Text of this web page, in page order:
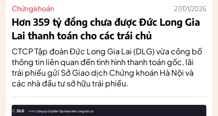
Chứng khoán 27/01/2026
Hơn 359 tỷ đồng chưa được Đức Long Gia
Lai thanh toán cho các trái chủ
CTCP Tập đoàn Đức Long Gia Lai (DLG) vừa công bố
thông tin liên quan đến tình hình thanh toán gốc, lãi
trái phiếu gửi Sở Giao dịch Chứng khoán Hà Nội và
các nhà đầu tư sở hữu trái phiếu.